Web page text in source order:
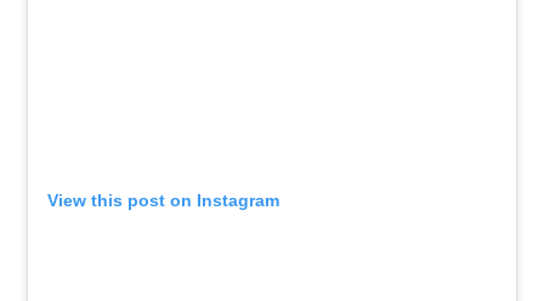
View this post on Instagram